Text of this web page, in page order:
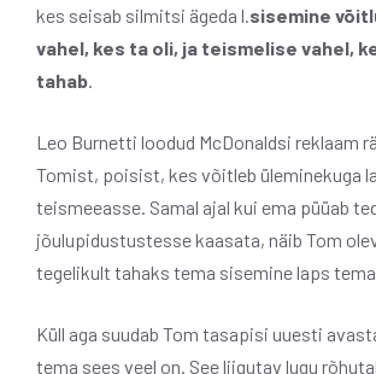
kes seisab silmitsi ägeda l. sisemine
vahel, kes ta oli, ja teismelise vahel,
tahab
Leo Burnetti loodud McDonaldsi reklaam
Tomist, poisist, kes võitleb üleminekuga
teismeeasse. Samal ajal kui ema püüab
jõulupidustustesse kaasata, näib Tom
tegelikult tahaks tema sisemine laps
Küll aga suudab Tom tasapisi uuesti
tema sees veel on. See liigutav lugu